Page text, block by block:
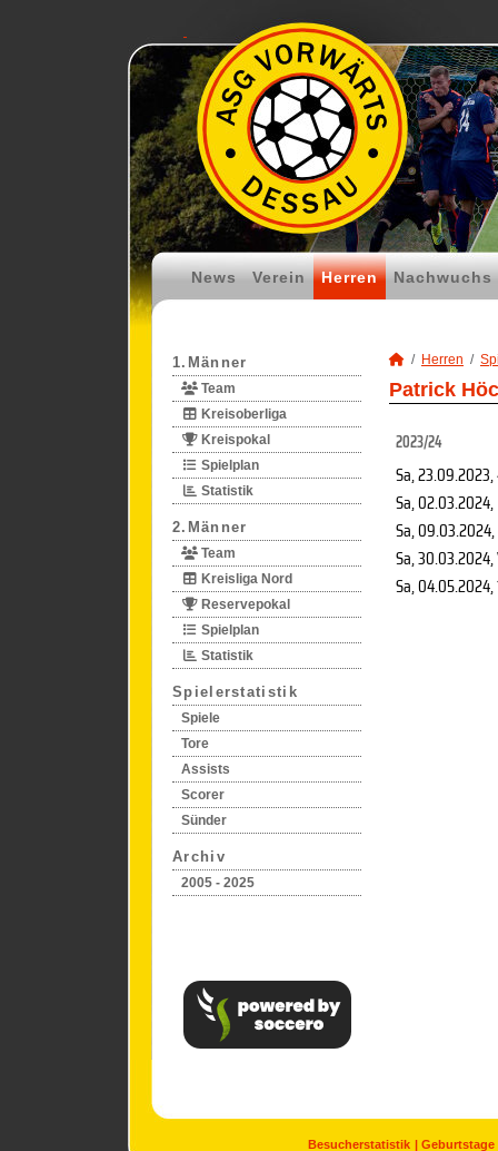
News Verein Herren Nachwuchs
1.Männer
Team
Kreisoberliga
Kreispokal
Spielplan
Statistik
2.Männer
Team
Kreisliga Nord
Reservepokal
Spielplan
Statistik
Spielerstatistik
Spiele
Tore
Assists
Scorer
Sünder
Archiv
2005 - 2025
Herren
Patrick
2023/24
Sa, 23.09.2023,
Sa, 02.03.2024,
Sa, 09.03.2024,
Sa, 30.03.2024,
Sa, 04.05.2024,
Besucherstatistik Geburtstage